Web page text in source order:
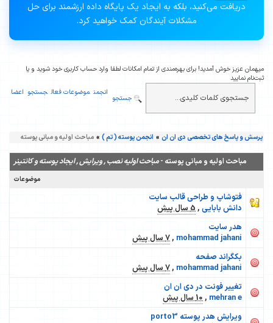
دریافت می‌کنید، بلکه به ایجاد یک پایگاه داده ارزشمند برای حل
مشکلات آیندگان کمک خواهید کرد.
میهمان عزیز خوش آمدید! برای بهره‌مندی از تمام امکانات لطفا وارد حساب کاربری خود شوید و یا
ثبت‌نام نمایید
انجمن موضوعات فعال جستجو اعضا
جستجو
پرسش و پاسخ های تخصصی دی ان ان » انجمن پوسته ( تم ) » مباحث اولیه و مبانی پوسته
مباحث اولیه و مبانی پوسته -مباحث اولیه نصب , ویرایش , ایجاد پوسته و کانتینر
موضوعات
فتوشاپ و طراحی قالب سایت
دانش بابایی ,5 سال پیش
هدر سایت
mohammad jahani
,7 سال پیش
بکگراند صفحه
mohammad jahani
,7 سال پیش
تغییر فونت در دی ان ان
mehran e
,10 سال پیش
ویرایش هدر پوسته porto3